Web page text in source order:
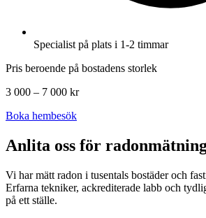
Specialist på plats i 1-2 timmar
Pris beroende på bostadens storlek
3 000 – 7 000 kr
Boka hembesök
Anlita oss för
Vi har mätt radon i tusentals bostäder och
Erfarna tekniker, ackrediterade labb och
på ett ställe.